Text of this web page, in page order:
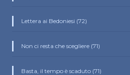
Lettera ai Bedoniesi (72)
Non ci resta che scegliere (71)
Basta, il tempo è scaduto (71)